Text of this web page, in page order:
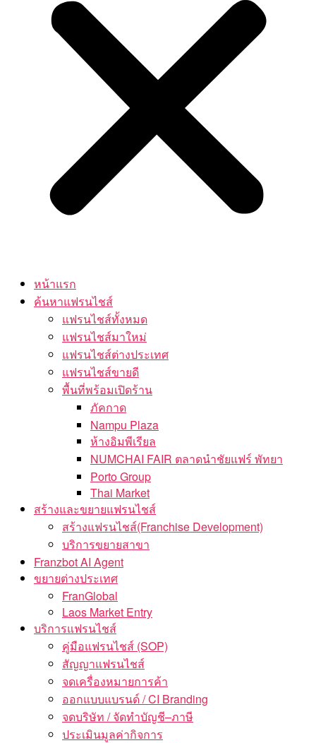
หน้าแรก
ค้นหาแฟรนไชส์
แฟรนไชส์ทั้งหมด
แฟรนไชส์มาใหม่
แฟรนไชส์ต่างประเทศ
แฟรนไชส์ขายดี
พื้นที่พร้อมเปิดร้าน
ภัคกาด
Nampu Plaza
ห้างอิมพีเรียล
NUMCHAI FAIR ตลาดนำชัยแฟร์ พัทยา
Porto Group
Thai Market
สร้างและขยายแฟรนไชส์
สร้างแฟรนไชส์(Franchise Development)
บริการขยายสาขา
Franzbot AI Agent
ขยายต่างประเทศ
FranGlobal
Laos Market Entry
บริการแฟรนไชส์
คู่มือแฟรนไชส์ (SOP)
สัญญาแฟรนไชส์
จดเครื่องหมายการค้า
ออกแบบแบรนด์ / CI Branding
จดบริษัท / จัดทำบัญชี–ภาษี
ประเมินมูลค่ากิจการ